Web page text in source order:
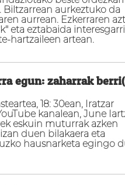
Biltzarrean aurkeztuko da
aurrean. Ezkerraren
eta eztabaida
hartzaileen artean.
egun: zaharrak
18: 30ean, Iratzar
kanalean, June
eskuin muturrak azken
duen bilakaera eta
hausnarketa egingo